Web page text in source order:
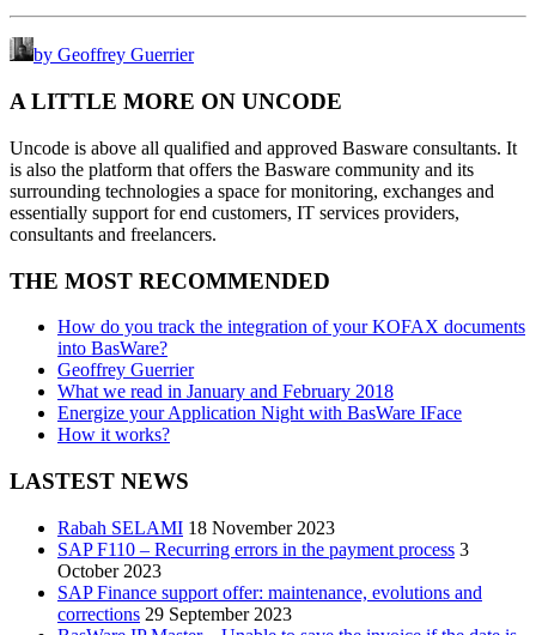
by Geoffrey Guerrier
A LITTLE MORE ON UNCODE
Uncode is above all qualified and approved Basware consultants. It
is also the platform that offers the Basware community and its
surrounding technologies a space for monitoring, exchanges and
essentially support for end customers, IT services providers,
consultants and freelancers.
THE MOST RECOMMENDED
How do you track the integration of your KOFAX documents
into BasWare?
Geoffrey Guerrier
What we read in January and February 2018
Energize your Application Night with BasWare IFace
How it works?
LASTEST NEWS
Rabah SELAMI 18 November 2023
SAP F110 – Recurring errors in the payment process 3
October 2023
SAP Finance support offer: maintenance, evolutions and
corrections 29 September 2023